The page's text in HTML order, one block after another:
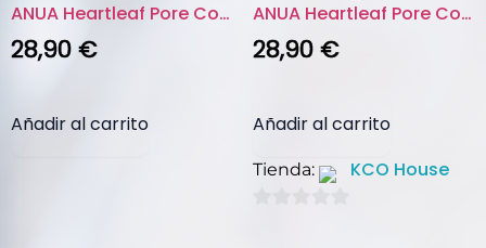
ANUA Heartleaf Pore Control Cl...
28,90€
Añadir al carrito
ANUA Heartleaf Pore Control Cl...
28,90€
Añadir al carrito
Tienda: KCO House